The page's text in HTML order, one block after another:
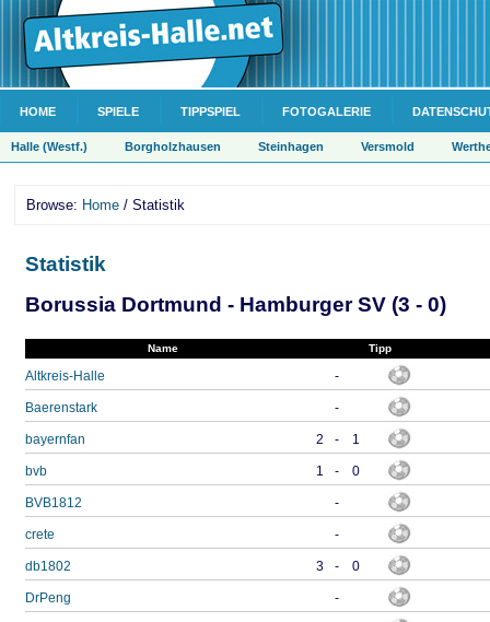
HOME SPIELE TIPPSPIEL FOTOGALERIE
Halle (Westf.) Borgholzhausen Steinhagen Versmold
Browse: Home / Statistik
Statistik
Borussia Dortmund - Hamburger SV (3 - 0)
Name Tipp
Altkreis-Halle -
Baerenstark -
bayernfan 2 - 1
bvb 1 - 0
BVB1812 -
crete -
db1802 3 - 0
DrPeng -